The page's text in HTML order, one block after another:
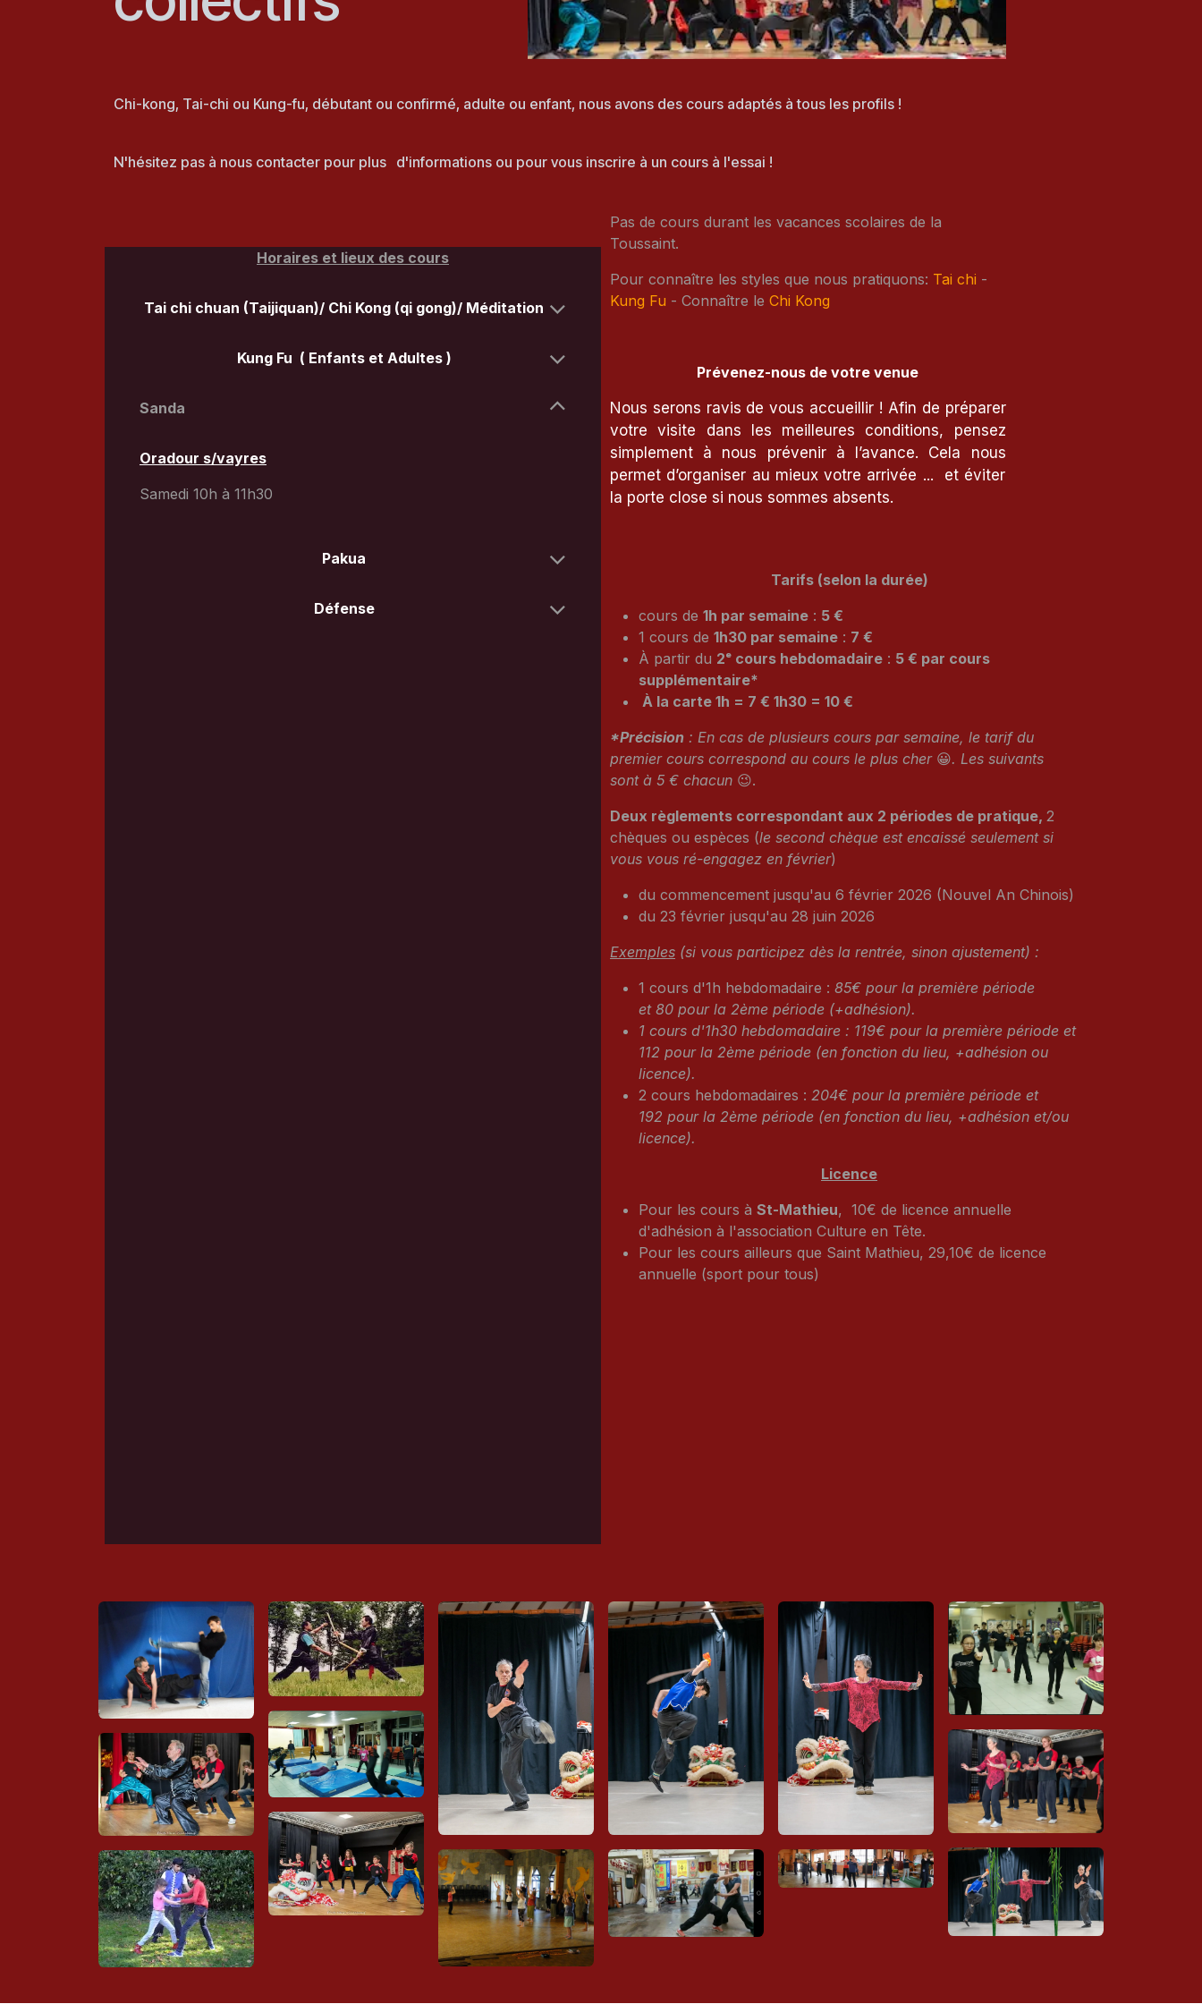
Chi-kong, Tai-chi ou Kung-fu, débutant ou confirmé, adulte ou enfant, nous avons des cours adaptés à tous les profils !
N'hésitez pas à nous contacter pour plus d'informations ou pour vous inscrire à un cours à l'essai !
Pas de cours durant les vacances scolaires de la
Toussaint.
Pour connaître les styles que nous pratiquons: Tai chi -
Kung Fu - Connaître le Chi Kong
Prévenez-nous de votre venue
Nous serons ravis de vous accueillir ! Afin de préparer
votre visite dans les meilleures conditions, pensez
simplement à nous prévenir à l’avance. Cela nous
permet d’organiser au mieux votre arrivée ... et éviter
la porte close si nous sommes absents.
Tarifs (selon la durée)
cours de 1h par semaine : 5 €
1 cours de 1h30 par semaine : 7 €
À partir du 2ᵉ cours hebdomadaire : 5 € par cours
supplémentaire*
À la carte 1h = 7 € 1h30 = 10 €
*Précision : En cas de plusieurs cours par semaine, le tarif du
premier cours correspond au cours le plus cher😀. Les suivants
sont à 5 € chacun 😉.
Deux règlements correspondant aux 2 périodes de pratique, 2
chèques ou espèces (le second chèque est encaissé seulement si
vous vous ré-engagez en février)
du commencement jusqu'au 6 février 2026 (Nouvel An Chinois)
du 23 février jusqu'au 28 juin 2026
Exemples (si vous participez dès la rentrée, sinon ajustement) :
1 cours d'1h hebdomadaire : 85€ pour la première période
et 80 pour la 2ème période (+adhésion).
1 cours d'1h30 hebdomadaire : 119€ pour la première période et
112 pour la 2ème période (en fonction du lieu, +adhésion ou
licence).
2 cours hebdomadaires : 204€ pour la première période et
192 pour la 2ème période (en fonction du lieu, +adhésion et/ou
licence).
Licence
Pour les cours à St-Mathieu, 10€ de licence annuelle
d'adhésion à l'association Culture en Tête.
Pour les cours ailleurs que Saint Mathieu, 29,10€ de licence
annuelle (sport pour tous)
Horaires et lieux des cours
Tai chi chuan (Taijiquan)/ Chi Kong (qi gong)/ Méditation
Kung Fu ( Enfants et Adultes )
Sanda
Oradour s/vayres
Samedi 10h à 11h30
Pakua
Défense